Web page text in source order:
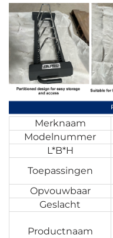
Merknaam
Modelnummer
L*B*H
Toepassingen
Opvouwbaar
Geslacht
Productnaam